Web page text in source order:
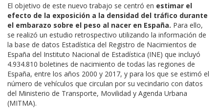
El objetivo de este nuevo trabajo se centró en estimar el
efecto de la exposición a la densidad del tráfico durante
el embarazo sobre el peso al nacer en España. Para ello,
se realizó un estudio retrospectivo utilizando la información de
la base de datos Estadística del Registro de Nacimientos de
España del Instituto Nacional de Estadística (INE) que incluyó
4.934.810 boletines de nacimiento de todas las regiones de
España, entre los años 2000 y 2017, y para los que se estimó el
número de vehículos que circulan por su vecindario con datos
del Ministerio de Transporte, Movilidad y Agenda Urbana
(MITMA).